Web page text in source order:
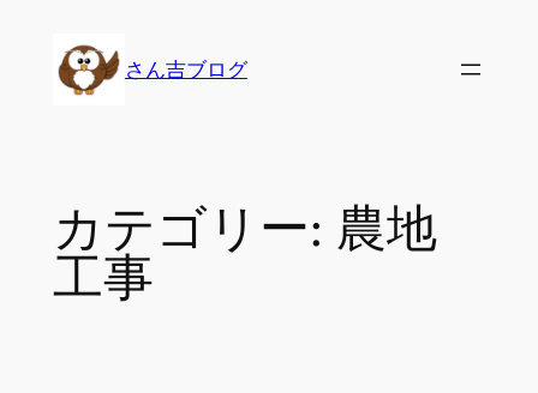
さん吉ブログ
カテゴリー: 農地
工事